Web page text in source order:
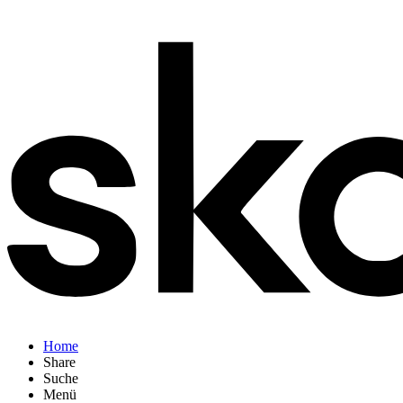
Home
Share
Suche
Menü